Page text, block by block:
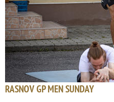
RASNOV GP MEN SUNDAY